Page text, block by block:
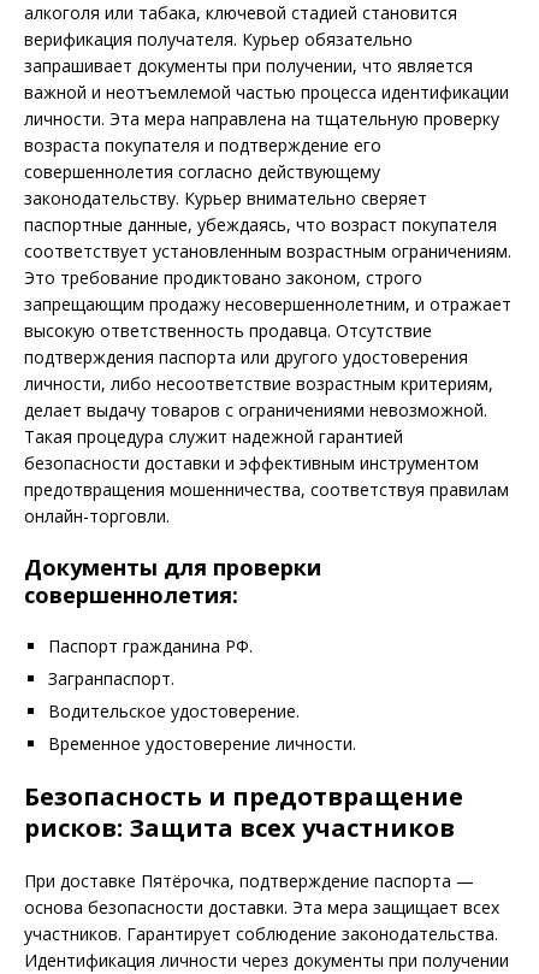
алкоголя или табака, ключевой стадией становится
верификация получателя. Курьер обязательно
запрашивает документы при получении, что является
важной и неотъемлемой частью процесса идентификации
личности. Эта мера направлена на тщательную проверку
возраста покупателя и подтверждение его
совершеннолетия согласно действующему
законодательству. Курьер внимательно сверяет
паспортные данные, убеждаясь, что возраст покупателя
соответствует установленным возрастным ограничениям.
Это требование продиктовано законом, строго
запрещающим продажу несовершеннолетним, и отражает
высокую ответственность продавца. Отсутствие
подтверждения паспорта или другого удостоверения
личности, либо несоответствие возрастным критериям,
делает выдачу товаров с ограничениями невозможной.
Такая процедура служит надежной гарантией
безопасности доставки и эффективным инструментом
предотвращения мошенничества, соответствуя правилам
онлайн-торговли.
Документы для проверки
совершеннолетия:
Паспорт гражданина РФ.
Загранпаспорт.
Водительское удостоверение.
Временное удостоверение личности.
Безопасность и предотвращение
рисков: Защита всех участников
При доставке Пятёрочка, подтверждение паспорта —
основа безопасности доставки. Эта мера защищает всех
участников. Гарантирует соблюдение законодательства.
Идентификация личности через документы при получении